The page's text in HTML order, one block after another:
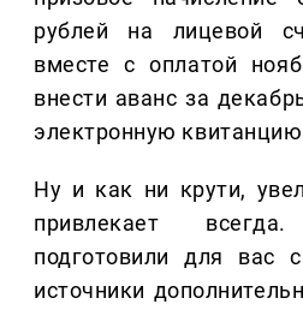
рублей на лицевой
вместе с оплатой
внести аванс за
электронную
Ну и как ни крути,
привлекает
подготовили для вас
источники